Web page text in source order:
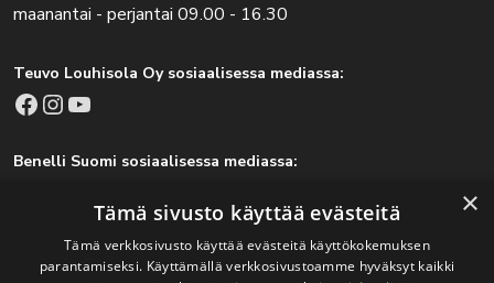
maanantai - perjantai 09.00 - 16.30
Teuvo Louhisola Oy sosiaalisessa mediassa:
Facebook Instagram YouTube
Benelli Suomi sosiaalisessa mediassa:
Tärkeitä linkkejä
×
Tämä sivusto käyttää evästeitä
Tämä verkkosivusto käyttää evästeitä käyttökokemuksen
parantamiseksi. Käyttämällä verkkosivustoamme hyväksyt kaikki